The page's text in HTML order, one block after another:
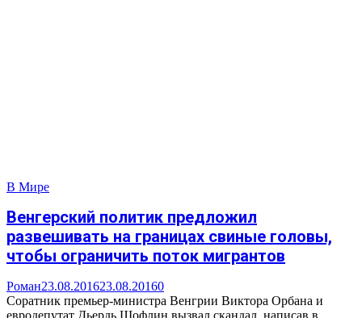
В Мире
Венгерский политик предложил
развешивать на границах свиные головы,
чтобы ограничить поток мигрантов
Роман23.08.201623.08.20160
Соратник премьер-министра Венгрии Виктора Орбана и
евродепутат Дьердь Шофлин вызвал скандал, написав в